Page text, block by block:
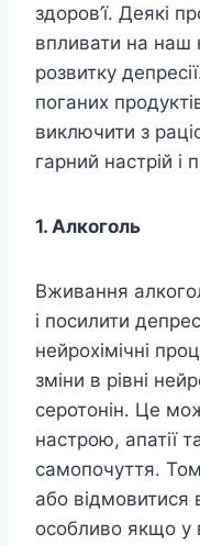
здоров’ї. Деякі
впливати на наш
розвитку
поганих
виключити з
гарний настрій і
1. Алкоголь
Вживання
і посилити
нейрохімічні
зміни в рівні
серотонін. Це
настрою, апатії
самопочуття.
або відмовитися
особливо якщо у